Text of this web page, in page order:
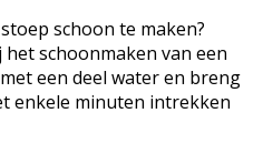
schoon te maken?
schoonmaken van een
een deel water en breng
enkele minuten intrekken